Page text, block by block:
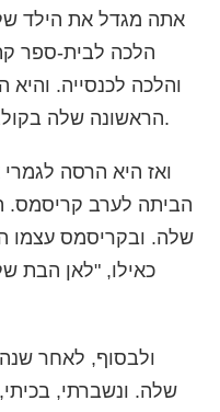
אתה מגדל את הילד
הלכה לבית-ספר
והלכה לכנסייה. והיא
הראשונה שלה בקולג'. והיא רצתה דירה משלה.
ואז היא הרסה
הביתה לערב קריסמס.
שלה. ובקריסמס עצמו
כאילו, "לאן הבת
ולבסוף, לאחר
שלה. ונשברתי,